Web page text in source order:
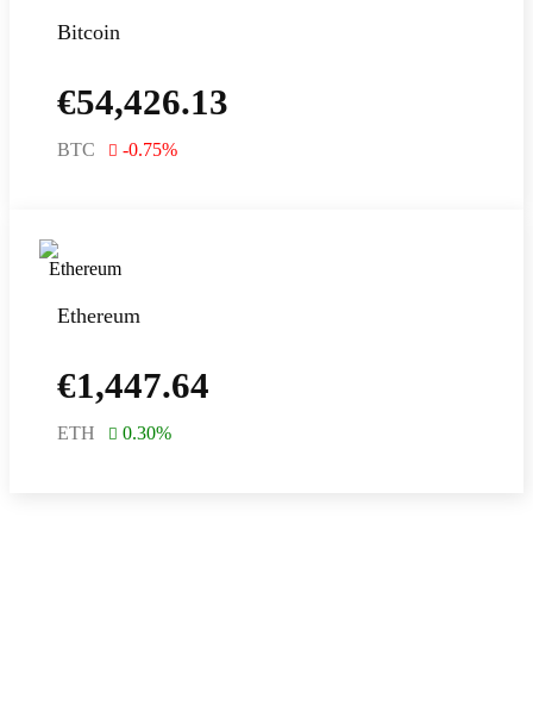
Bitcoin
€54,426.13
BTC -0.75%
Ethereum
€1,447.64
ETH 0.30%